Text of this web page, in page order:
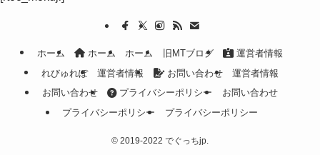
ホーム ホーム ホーム 旧MTブログ
運営者情報
れびゅれぽ
運営者情報 お問い合わせ
運営者情報
お問い合わせ
プライバシーポリシー
お問い合わせ
プライバシーポリシー
プライバシーポリシー
© 2019-2022 でぐっちjp.